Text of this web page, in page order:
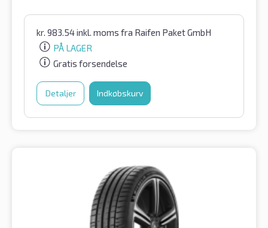
kr. 983.54inkl. moms fra Raifen Paket GmbH
PÅ LAGER
Gratis forsendelse
Detaljer Indkøbskurv